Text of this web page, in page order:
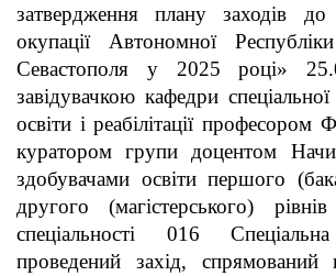
затвердження плану заходів
окупації Автономної
Севастополя у 2025 році»
завідувачкою кафедри
освіти і реабілітації професором
куратором групи доцентом
здобувачами освіти першого
другого (магістерського)
спеціальності 016
проведений захід, спрямований